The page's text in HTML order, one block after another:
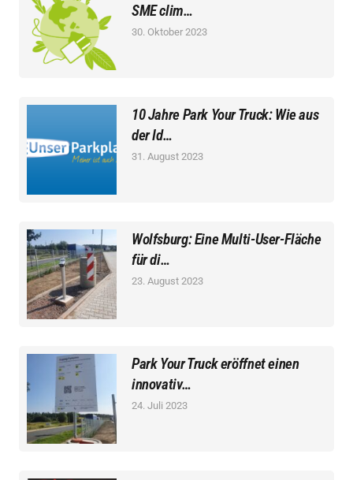
SME clim…
30. Oktober 2023
10 Jahre Park Your Truck: Wie aus
der Id…
31. August 2023
Wolfsburg: Eine Multi-User-Fläche
für di…
23. August 2023
Park Your Truck eröffnet einen
innovativ…
24. Juli 2023